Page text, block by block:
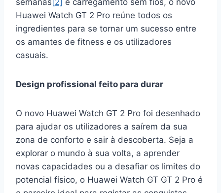
semanas [2] e carregamento sem fios, o novo
Huawei Watch GT 2 Pro reúne todos os
ingredientes para se tornar um sucesso entre
os amantes de fitness e os utilizadores
casuais.
Design profissional feito para durar
O novo Huawei Watch GT 2 Pro foi desenhado
para ajudar os utilizadores a saírem da sua
zona de conforto e sair à descoberta. Seja a
explorar o mundo à sua volta, a aprender
novas capacidades ou a desafiar os limites do
potencial físico, o Huawei Watch GT GT 2 Pro é